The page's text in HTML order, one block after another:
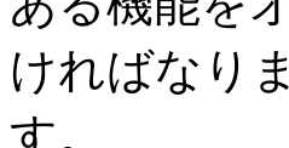
ければなり
す。